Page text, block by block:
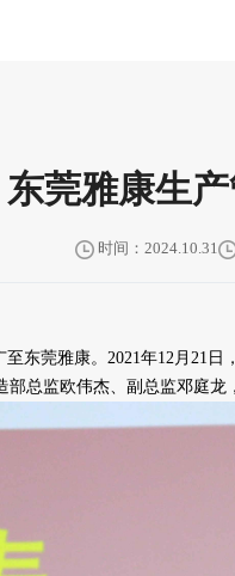
莞雅康生
时间：2024.10.31
东莞雅康。2021年12月21
总监欧伟杰、副总监邓庭